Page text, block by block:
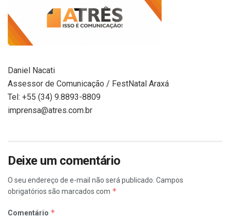
Daniel Nacati
Assessor de Comunicação / FestNatal Araxá
Tel: +55 (34) 9.8893-8809
imprensa@atres.com.br
Deixe um comentário
O seu endereço de e-mail não será publicado. Campos
obrigatórios são marcados com *
Comentário *